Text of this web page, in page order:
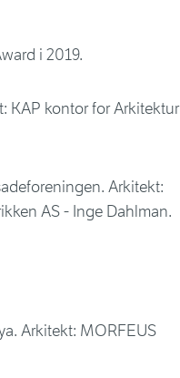
i 2019.
KAP kontor for Arkitektur
Arkitekt:
AS - Inge Dahlman.
Arkitekt: MORFEUS